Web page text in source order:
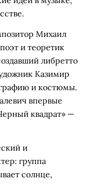
Михаил
и теоретик
либретто
Казимир
и костюмы.
впервые
квадрат» —
и
группа
солнце,